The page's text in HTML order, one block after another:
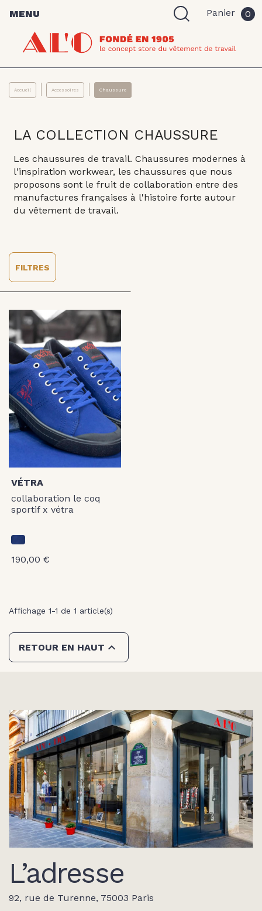
MENU Panier 0
Accueil Accessoires Chaussure
LA COLLECTION CHAUSSURE
Les chaussures de travail. Chaussures modernes à
l'inspiration workwear, les chaussures que nous
proposons sont le fruit de collaboration entre des
manufactures françaises à l'histoire forte autour
du vêtement de travail.
FILTRES
VÉTRA
collaboration le coq
sportif x vétra
190,00 €
Affichage 1-1 de 1 article(s)
RETOUR EN HAUT 
L’adresse
92, rue de Turenne, 75003 Paris